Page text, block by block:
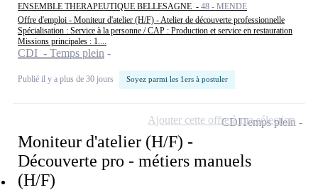
ENSEMBLE THERAPEUTIQUE BELLESAGNE - 48 - MENDE
Offre d'emploi - Moniteur d'atelier (H/F) - Atelier de découverte professionnelle
Spécialisation : Service à la personne / CAP : Production et service en restauration
Missions principales : 1....
CDI - Temps plein
Publié il y a plus de 30 jours Soyez parmi les 1ers à postuler
Moniteur d'atelier (H/F) -
Découverte pro - métiers manuels
(H/F)
CDITemps plein
Ajouter cette offre à ma sélection